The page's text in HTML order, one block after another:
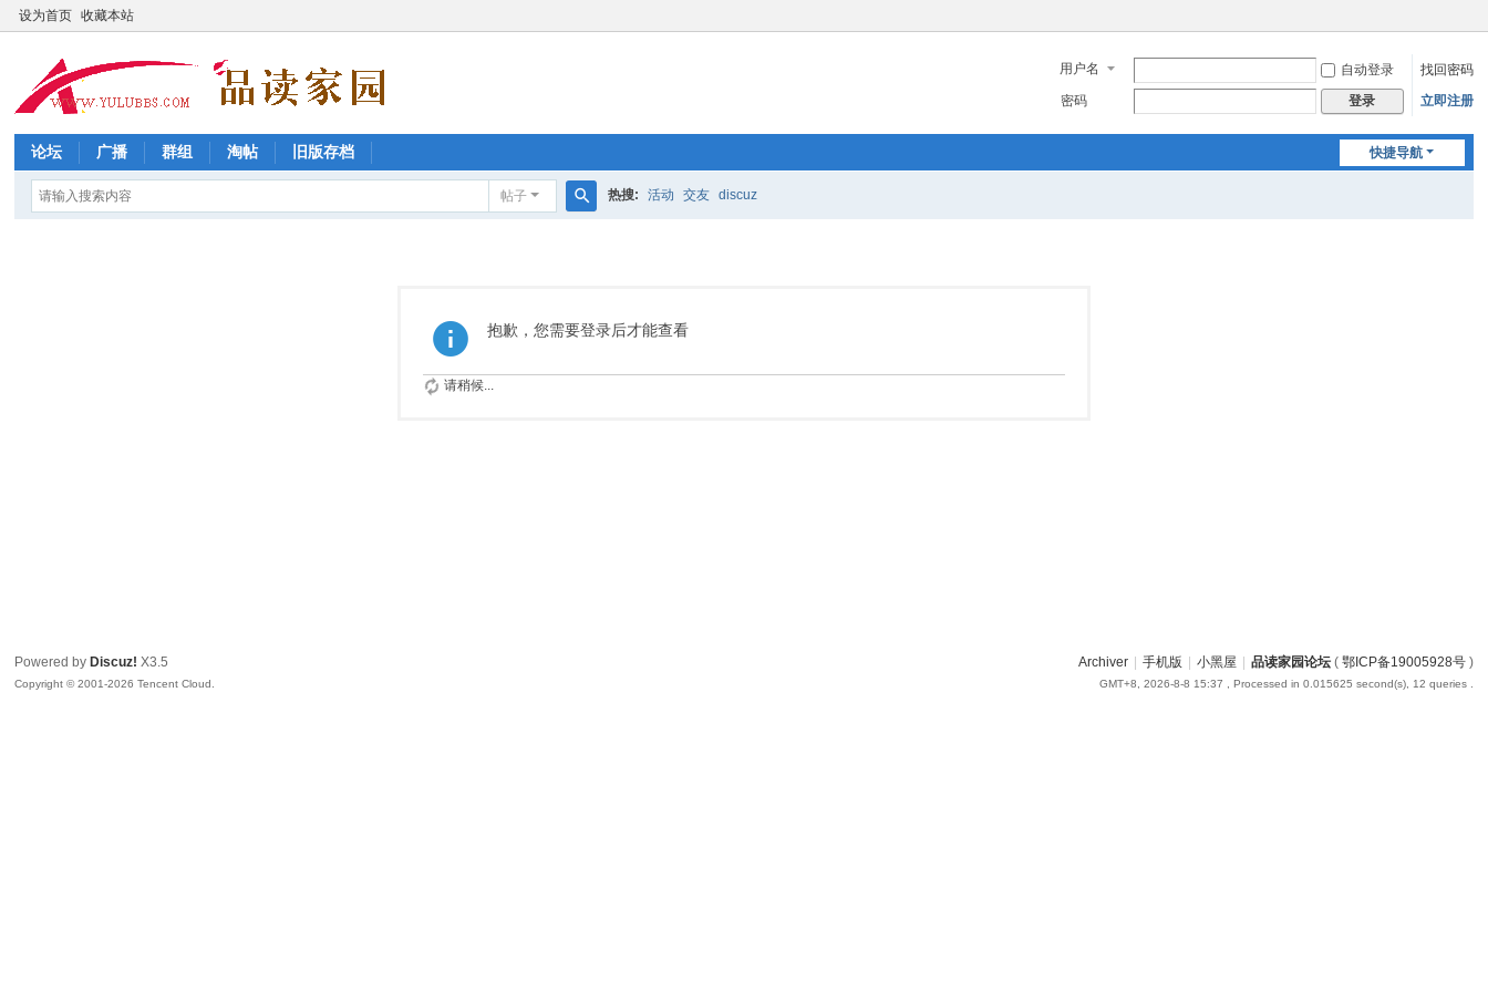
设为首页 收藏本站
用户名 自动登录
找回密码
密码
登录 立即注册
快捷导航
论坛 广播 群组 淘帖 旧版存档
帖子 热搜: 活动 交友 discuz
抱歉，您需要登录后才能查看
请稍候...
Archiver 手机版 小黑屋 品读家园论坛( 鄂ICP备19005928号 )
GMT+8, 2026-8-8 15:37 , Processed in 0.015625 second(s), 12 queries .
Powered by Discuz! X3.5
Copyright © 2001-2026 Tencent Cloud.